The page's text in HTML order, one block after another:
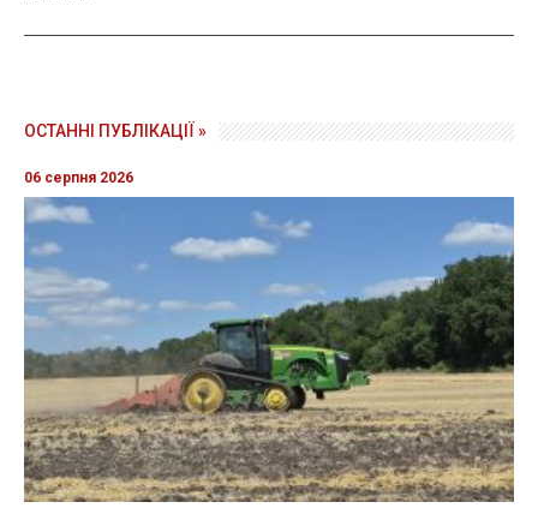
ОСТАННІ ПУБЛІКАЦІЇ »
06 серпня 2026